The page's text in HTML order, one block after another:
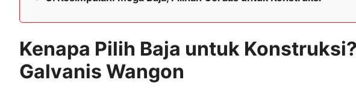
Kenapa Pilih Baja untuk
Galvanis Wangon